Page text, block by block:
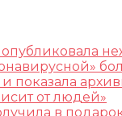
показала
от людей»
в